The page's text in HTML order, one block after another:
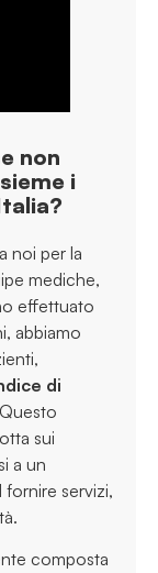
non
i
noi per la
mediche,
effettuato
abbiamo
di
sui
a un
servizi,
composta